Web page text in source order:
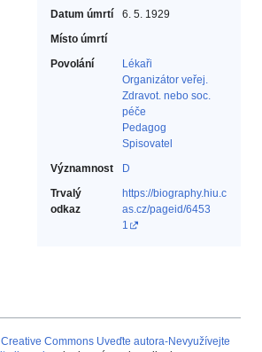
Datum úmrtí
6. 5. 1929
Místo úmrtí
Povolání
Lékaři‎
Organizátor veřej.
Zdravot. nebo soc.
péče‎
Pedagog‎
Spisovatel‎
Významnost
D
Trvalý
odkaz
https://biography.hiu.c
as.cz/pageid/6453
1
Creative Commons Uveďte autora-Nevyužívejte